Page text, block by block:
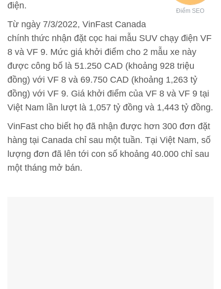
Điểm SEO
điện.
Từ ngày 7/3/2022, VinFast Canada
chính thức nhận đặt cọc hai mẫu SUV chạy điện VF
8 và VF 9. Mức giá khởi điểm cho 2 mẫu xe này
được công bố là 51.250 CAD (khoảng 928 triệu
đồng) với VF 8 và 69.750 CAD (khoảng 1,263 tỷ
đồng) với VF 9. Giá khởi điểm của VF 8 và VF 9 tại
Việt Nam lần lượt là 1,057 tỷ đồng và 1,443 tỷ đồng.
VinFast cho biết họ đã nhận được hơn 300 đơn đặt
hàng tại Canada chỉ sau một tuần. Tại Việt Nam, số
lượng đơn đã lên tới con số khoảng 40.000 chỉ sau
một tháng mở bán.